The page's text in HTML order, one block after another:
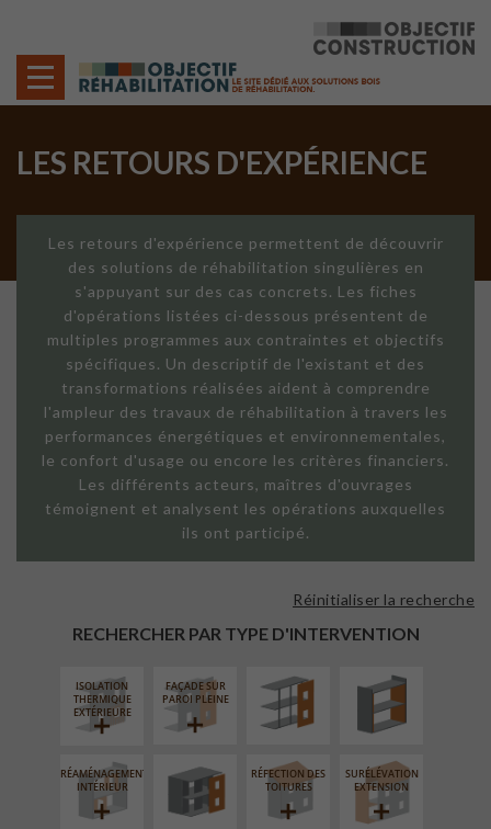
LES RETOURS D'EXPÉRIENCE
Les retours d'expérience permettent de découvrir
des solutions de réhabilitation singulières en
s'appuyant sur des cas concrets. Les fiches
d'opérations listées ci-dessous présentent de
multiples programmes aux contraintes et objectifs
spécifiques. Un descriptif de l'existant et des
transformations réalisées aident à comprendre
l'ampleur des travaux de réhabilitation à travers les
performances énergétiques et environnementales,
le confort d'usage ou encore les critères financiers.
Les différents acteurs, maîtres d'ouvrages
témoignent et analysent les opérations auxquelles
ils ont participé.
RECHERCHER PAR TYPE D'INTERVENTION
Réinitialiser la recherche
ISOLATION
THERMIQUE
EXTÉRIEURE
FAÇADE SUR
PAROI PLEINE
FAÇADE SUR
LINÉAIRE
ISOLATION
INTÉRIEURE
RÉAMÉNAGEMENT
INTÉRIEUR
FERMETURE
LOGGIAS
RÉFECTION DES
TOITURES
SURÉLÉVATION
EXTENSION